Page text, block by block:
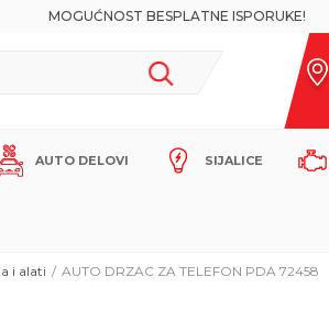
MOGUĆNOST BESPLATNE ISPORUKE!
AUTO DELOVI SIJALICE
i alati AUTO DRZAC ZA TELEFON PDA 72458